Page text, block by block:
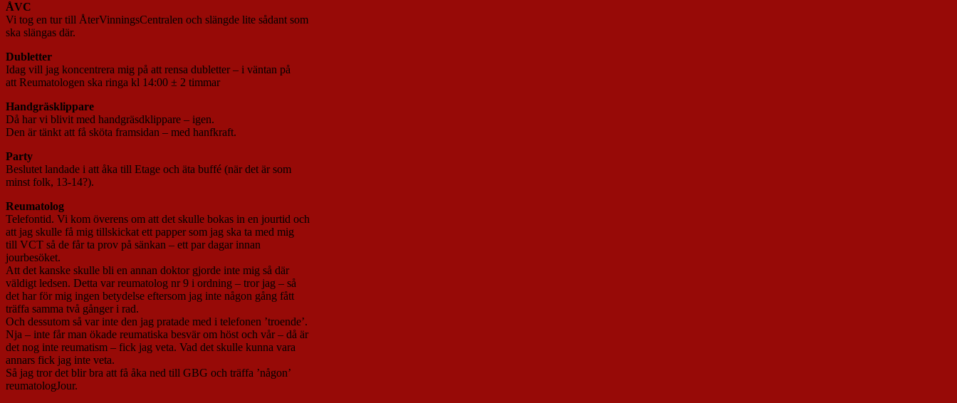
ÅVC
Vi tog en tur till ÅterVinningsCentralen och slängde lite sådant som
ska slängas där.
Dubletter
Idag vill jag koncentrera mig på att rensa dubletter – i väntan på
att Reumatologen ska ringa kl 14:00 ± 2 timmar
Handgräsklippare
Då har vi blivit med handgräsdklippare – igen.
Den är tänkt att få sköta framsidan – med hanfkraft.
Party
Beslutet landade i att åka till Etage och äta buffé (när det är som
minst folk, 13-14?).
Reumatolog
Telefontid. Vi kom överens om att det skulle bokas in en jourtid och
att jag skulle få mig tillskickat ett papper som jag ska ta med mig
till VCT så de får ta prov på sänkan – ett par dagar innan
jourbesöket.
Att det kanske skulle bli en annan doktor gjorde inte mig så där
väldigt ledsen. Detta var reumatolog nr 9 i ordning – tror jag – så
det har för mig ingen betydelse eftersom jag inte någon gång fått
träffa samma två gånger i rad.
Och dessutom så var inte den jag pratade med i telefonen ’troende’.
Nja – inte får man ökade reumatiska besvär om höst och vår – då är
det nog inte reumatism – fick jag veta. Vad det skulle kunna vara
annars fick jag inte veta.
Så jag tror det blir bra att få åka ned till GBG och träffa ’någon’
reumatologJour.